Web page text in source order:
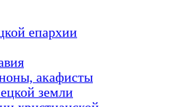
епархии
акафисты
земли